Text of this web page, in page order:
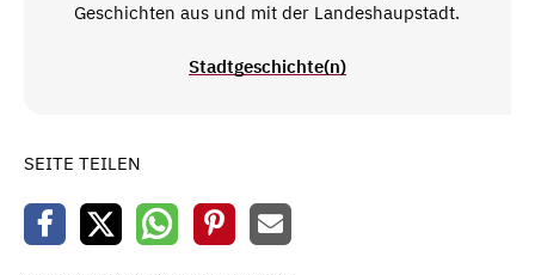
Geschichten aus und mit der Landeshaupstadt.
Stadtgeschichte(n)
SEITE TEILEN